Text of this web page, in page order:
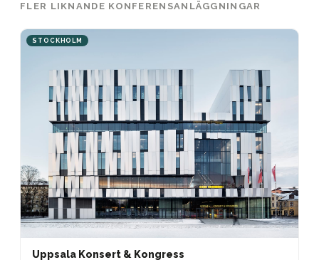
FLER LIKNANDE KONFERENSANLÄGGNINGAR
STOCKHOLM
Uppsala Konsert & Kongress